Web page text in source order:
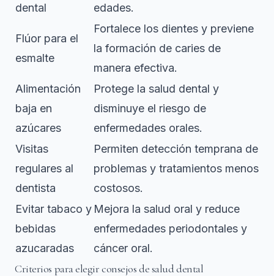
dental
edades.
Flúor para el
esmalte
Fortalece los dientes y previene
la formación de caries de
manera efectiva.
Alimentación
baja en
azúcares
Protege la salud dental y
disminuye el riesgo de
enfermedades orales.
Visitas
regulares al
dentista
Permiten detección temprana de
problemas y tratamientos menos
costosos.
Evitar tabaco y
bebidas
azucaradas
Mejora la salud oral y reduce
enfermedades periodontales y
cáncer oral.
Criterios para elegir consejos de salud dental